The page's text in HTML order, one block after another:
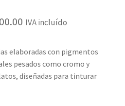
Rango
precios:
desde
IVA incluído
elaboradas con pigmentos
pesados como cromo y
diseñadas para tinturar